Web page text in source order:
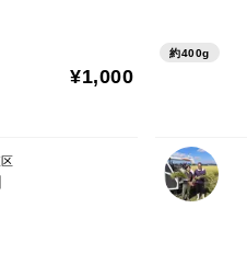
¥1,000
約400g